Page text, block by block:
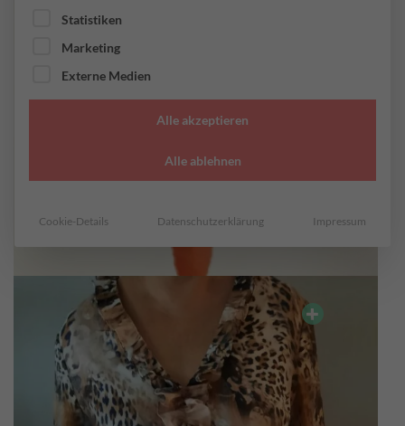
Statistiken
Marketing
Externe Medien
Alle akzeptieren
Alle ablehnen
Cookie-Details Datenschutzerklärung Impressum